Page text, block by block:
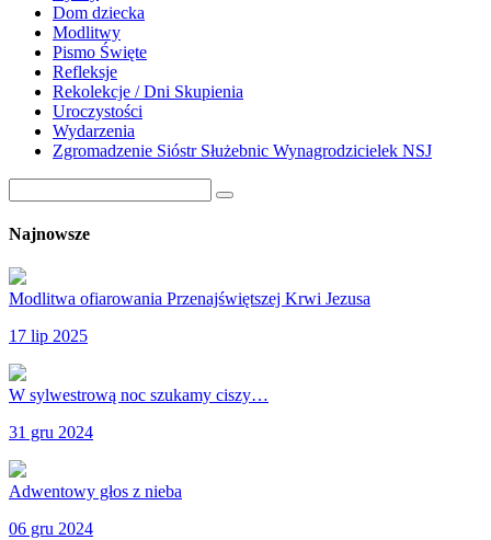
Dom dziecka
Modlitwy
Pismo Święte
Refleksje
Rekolekcje / Dni Skupienia
Uroczystości
Wydarzenia
Zgromadzenie Sióstr Służebnic Wynagrodzicielek NSJ
Najnowsze
Modlitwa ofiarowania Przenajświętszej Krwi Jezusa
17 lip 2025
W sylwestrową noc szukamy ciszy…
31 gru 2024
Adwentowy głos z nieba
06 gru 2024